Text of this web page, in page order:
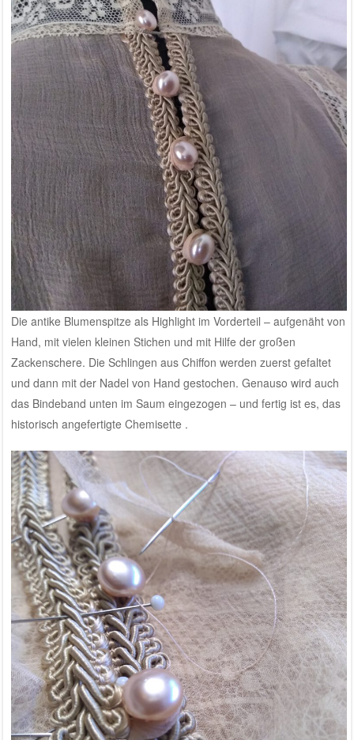
Die antike Blumenspitze als Highlight im Vorderteil – aufgenäht von
Hand, mit vielen kleinen Stichen und mit Hilfe der großen
Zackenschere. Die Schlingen aus Chiffon werden zuerst gefaltet
und dann mit der Nadel von Hand gestochen. Genauso wird auch
das Bindeband unten im Saum eingezogen – und fertig ist es, das
historisch angefertigte Chemisette .